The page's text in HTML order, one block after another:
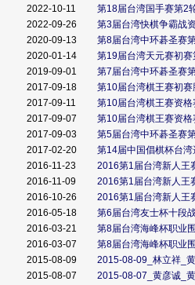
2022-10-11 第18届台湾国手赛第2
2022-09-26 第3届台湾快棋争霸战
2020-09-13 第8届台湾中环碁圣赛
2020-01-14 第19届台湾天元赛初赛
2019-09-01 第7届台湾中环碁圣赛
2017-09-18 第10届台湾棋王赛初
2017-09-11 第10届台湾棋王赛资
2017-09-07 第10届台湾棋王赛资
2017-09-03 第5届台湾中环碁圣赛
2017-02-20 第14届中国倡棋杯台
2016-11-23 2016第1届台湾新人王
2016-11-09 2016第1届台湾新人王
2016-10-26 2016第1届台湾新人王
2016-05-18 第6届台湾友士杯十段
2016-03-21 第8届台湾海峰杯职业
2016-03-07 第8届台湾海峰杯职业
2015-08-09 2015-08-09_林立祥_
2015-08-07 2015-08-07_黄彦诚_